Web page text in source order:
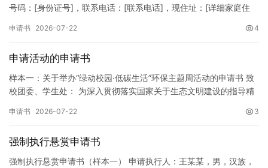
号码：[身份证号]，联系电话：[联系电话]，现住址：[详细家庭住
申请书 2026-07-22 4
申请活动的申请书
样本一：关于举办“绿动校园·低碳生活”环保主题周活动的申请书 致
校团委、学生处： 为深入贯彻落实国家关于生态文明建设的指导精
申请书 2026-07-22 3
强制执行悬赏申请书
强制执行悬赏申请书（样本一） 申请执行人：王某某，男，汉族，